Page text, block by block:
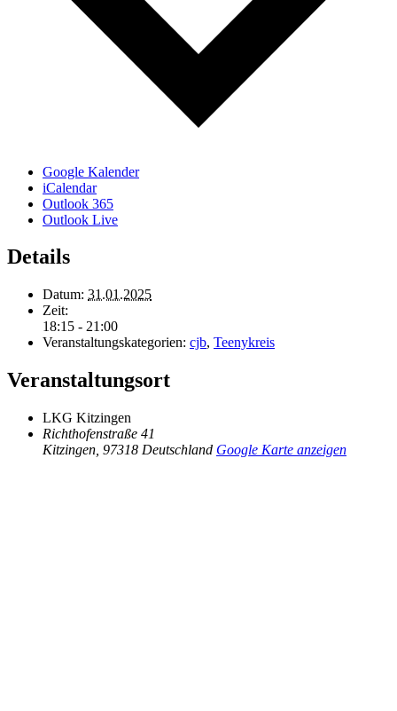
Google Kalender
iCalendar
Outlook 365
Outlook Live
Details
Datum: 31.01.2025
Zeit:
18:15 - 21:00
Veranstaltungskategorien: cjb, Teenykreis
Veranstaltungsort
LKG Kitzingen
Richthofenstraße 41
Kitzingen 97318 Deutschland Google Karte anzeigen